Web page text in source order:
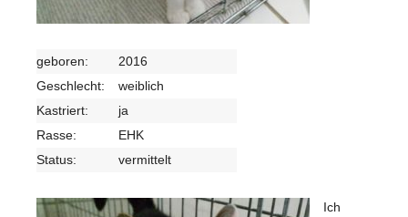
geboren:
2016
Geschlecht:
weiblich
Kastriert:
ja
Rasse:
EHK
Status:
vermittelt
Ich